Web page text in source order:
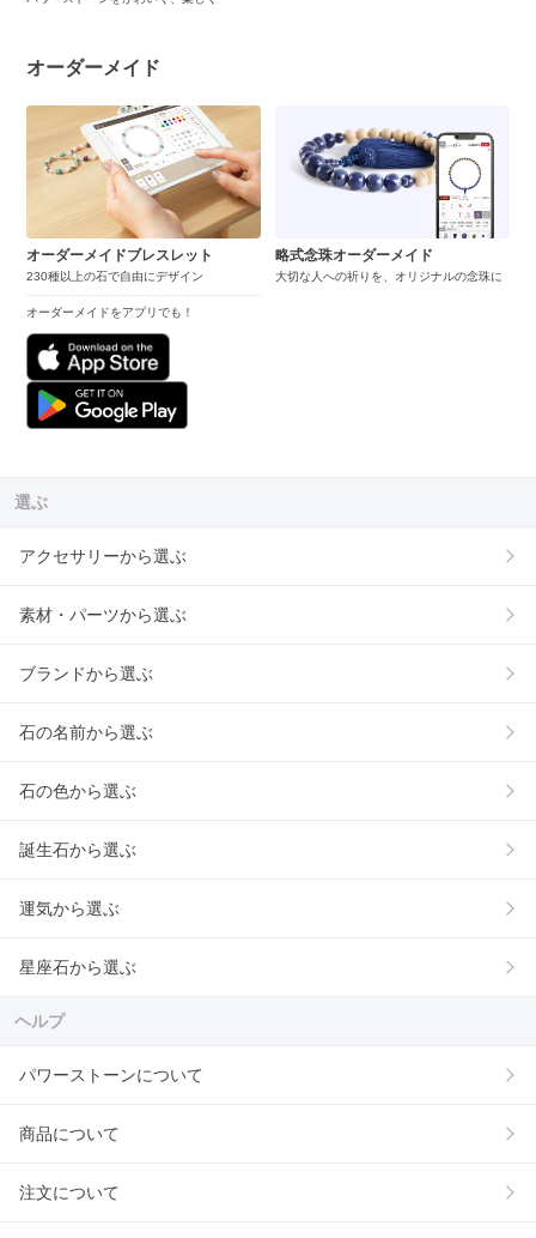
オーダーメイド
オーダーメイドブレスレット
230種以上の石で自由にデザイン
オーダーメイドをアプリでも！
略式念珠オーダーメイド
大切な人への祈りを、オリジナルの念珠に
選ぶ
アクセサリーから選ぶ
素材・パーツから選ぶ
ブランドから選ぶ
石の名前から選ぶ
石の色から選ぶ
誕生石から選ぶ
運気から選ぶ
星座石から選ぶ
ヘルプ
パワーストーンについて
商品について
注文について